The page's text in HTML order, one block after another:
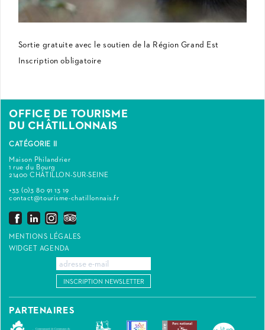
Sortie gratuite avec le soutien de la Région Grand Est
Inscription obligatoire
OFFICE DE TOURISME
DU CHÂTILLONNAIS
CATÉGORIE II
Maison Philandrier
1 rue du Bourg
21400 CHÂTILLON-SUR-SEINE
+33 (0)3 80 91 13 19
contact@tourisme-chatillonnais.fr
MENTIONS LÉGALES
WIDGET AGENDA
INSCRIPTION NEWSLETTER
PARTENAIRES